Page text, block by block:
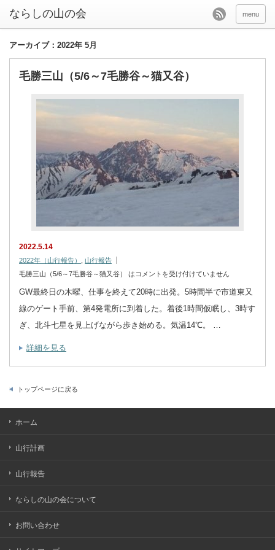
menu
アーカイブ：2022年 5月
毛勝三山（5/6～7毛勝谷～猫又谷）
2022.5.14
2022年（山行報告） , 山行報告
毛勝三山（5/6～7毛勝谷～猫又谷） はコメントを受け付けていません
GW最終日の木曜、仕事を終えて20時に出発。5時間半で市道東又
線のゲート手前、第4発電所に到着した。着後1時間仮眠し、3時す
ぎ、北斗七星を見上げながら歩き始める。気温14℃。 …
詳細を見る
トップページに戻る
ホーム
山行計画
山行報告
ならしの山の会について
お問い合わせ